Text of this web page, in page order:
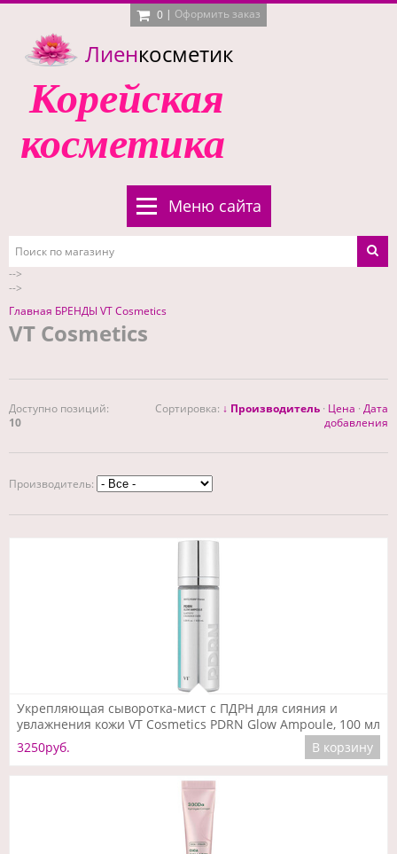
0 | Оформить заказ
Лиенкосметик
Корейская
косметика
Меню сайта
-->
-->
Главная БРЕНДЫ VT Cosmetics
VT Cosmetics
Доступно позиций:
10
Сортировка: ↓ Производитель · Цена · Дата
добавления
Производитель:
Подробнее
Укрепляющая сыворотка-мист с ПДРН для сияния и
увлажнения кожи VT Cosmetics PDRN Glow Ampoule, 100 мл
3250руб.
В корзину